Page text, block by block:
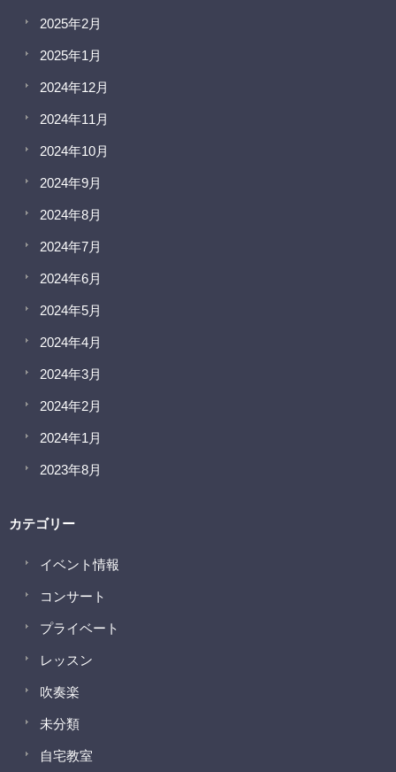
2025年2月
2025年1月
2024年12月
2024年11月
2024年10月
2024年9月
2024年8月
2024年7月
2024年6月
2024年5月
2024年4月
2024年3月
2024年2月
2024年1月
2023年8月
カテゴリー
イベント情報
コンサート
プライベート
レッスン
吹奏楽
未分類
自宅教室